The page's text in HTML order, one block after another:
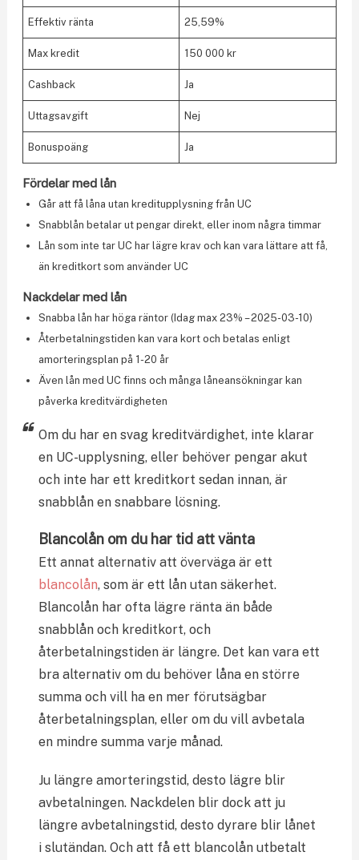
Effektiv ränta 25,59%
Max kredit 150 000 kr
Cashback Ja
Uttagsavgift Nej
Bonuspoäng Ja
Fördelar med lån
Går att få låna utan kreditupplysning från UC
Snabblån betalar ut pengar direkt, eller inom några timmar
Lån som inte tar UC har lägre krav och kan vara lättare att få,
än kreditkort som använder UC
Nackdelar med lån
Snabba lån har höga räntor (Idag max 23% – 2025-03-10)
Återbetalningstiden kan vara kort och betalas enligt
amorteringsplan på 1-20 år
Även lån med UC finns och många låneansökningar kan
påverka kreditvärdigheten
Om du har en svag kreditvärdighet, inte klarar
en UC-upplysning, eller behöver pengar akut
och inte har ett kreditkort sedan innan, är
snabblån en snabbare lösning.
Blancolån om du har tid att vänta
Ett annat alternativ att överväga är ett
blancolån, som är ett lån utan säkerhet.
Blancolån har ofta lägre ränta än både
snabblån och kreditkort, och
återbetalningstiden är längre. Det kan vara ett
bra alternativ om du behöver låna en större
summa och vill ha en mer förutsägbar
återbetalningsplan, eller om du vill avbetala
en mindre summa varje månad.
Ju längre amorteringstid, desto lägre blir
avbetalningen. Nackdelen blir dock att ju
längre avbetalningstid, desto dyrare blir lånet
i slutändan. Och att få ett blancolån utbetalt